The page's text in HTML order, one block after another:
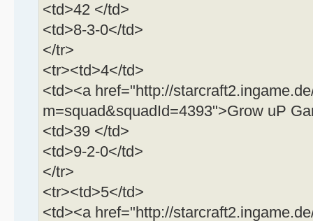
<td>42 </td>
<td>8-3-0</td>
</tr>
<tr><td>4</td>
<td><a href="http://
m=squad&squadId=4393">Grow uP
<td>39 </td>
<td>9-2-0</td>
</tr>
<tr><td>5</td>
<td><a href="http://